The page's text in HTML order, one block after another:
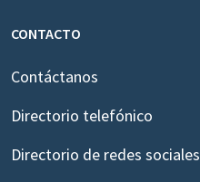
CONTACTO
Contáctanos
Directorio telefónico
Directorio de redes sociales